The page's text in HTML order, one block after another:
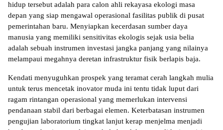
hidup tersebut adalah para calon ahli rekayasa ekologi masa
depan yang siap mengawal operasional fasilitas publik di pusat
pemerintahan baru. Menyiapkan kecerdasan sumber daya
manusia yang memiliki sensitivitas ekologis sejak usia belia
adalah sebuah instrumen investasi jangka panjang yang nilainya
melampaui megahnya deretan infrastruktur fisik berlapis baja.
Kendati menyuguhkan prospek yang teramat cerah langkah mulia
untuk terus mencetak inovator muda ini tentu tidak luput dari
ragam rintangan operasional yang memerlukan intervensi
pendanaan stabil dari berbagai elemen. Keterbatasan instrumen
pengujian laboratorium tingkat lanjut kerap menjelma menjadi